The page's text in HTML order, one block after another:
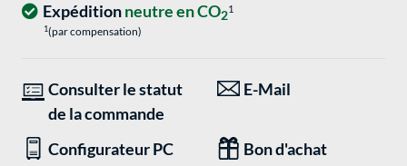
Expéditionneutre en CO21
1(par compensation)
Consulter le statut
de la commande
E-Mail
Configurateur PC Bon d'achat